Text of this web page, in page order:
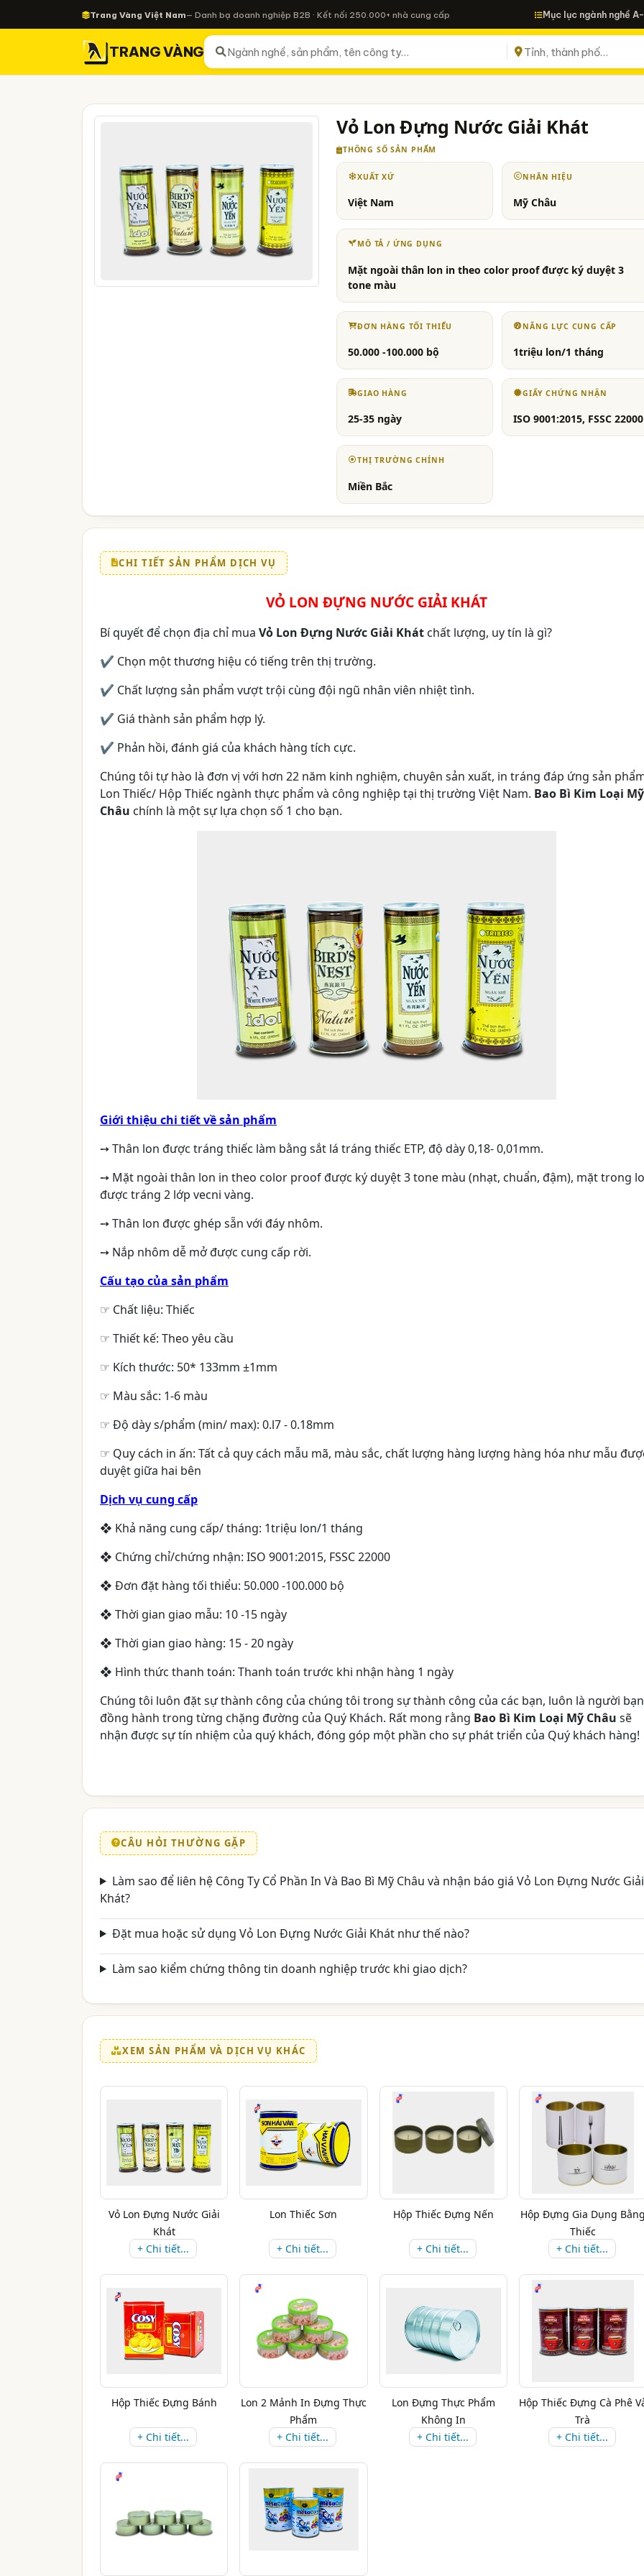
Trang Vàng Việt Nam— Danh bạ doanh nghiệp B2B · Kết nối 250.000+ nhà cung cấp Mục lục ngành nghề
TRANG VÀNG
Vỏ Lon Đựng Nước Giải Khát
THÔNG SỐ SẢN PHẨM
XUẤT XỨ
Việt Nam
NHÃN HIỆU
Mỹ Châu
MÔ TẢ / ỨNG DỤNG
Mặt ngoài thân lon in theo color proof được ký duyệt 3
tone màu
ĐƠN HÀNG TỐI THIỂU
50.000 -100.000 bộ
NĂNG LỰC CUNG CẤP
1triệu lon/1 tháng
GIAO HÀNG
25-35 ngày
GIẤY CHỨNG NHẬN
ISO 9001:2015, FSSC 22000
THỊ TRƯỜNG CHÍNH
Miền Bắc
CHI TIẾT SẢN PHẨM DỊCH VỤ
VỎ LON ĐỰNG NƯỚC GIẢI KHÁT
Bí quyết để chọn địa chỉ mua Vỏ Lon Đựng Nước Giải Khát chất lượng, uy tín là gì?
✔ Chọn một thương hiệu có tiếng trên thị trường.
✔ Chất lượng sản phẩm vượt trội cùng đội ngũ nhân viên nhiệt tình.
✔ Giá thành sản phẩm hợp lý.
✔ Phản hồi, đánh giá của khách hàng tích cực.
Chúng tôi tự hào là đơn vị với hơn 22 năm kinh nghiệm, chuyên sản xuất, in tráng đáp ứng sản
Lon Thiếc/ Hộp Thiếc ngành thực phẩm và công nghiệp tại thị trường Việt Nam. Bao Bì Kim Loại Mỹ
Châu chính là một sự lựa chọn số 1 cho bạn.
Giới thiệu chi tiết về sản phẩm
➙Thân lon được tráng thiếc làm bằng sắt lá tráng thiếc ETP, độ dày 0,18- 0,01mm.
➙ Mặt ngoài thân lon in theo color proof được ký duyệt 3 tone màu (nhạt, chuẩn, đậm), mặt trong
được tráng 2 lớp vecni vàng.
➙Thân lon được ghép sẵn với đáy nhôm.
➙ Nắp nhôm dễ mở được cung cấp rời.
Cấu tạo của sản phẩm
☞ Chất liệu: Thiếc
☞ Thiết kế: Theo yêu cầu
☞ Kích thước: 50* 133mm ±1mm
☞ Màu sắc: 1-6 màu
☞ Độ dày s/phẩm (min/ max): 0.l7 - 0.18mm
☞ Quy cách in ấn: Tất cả quy cách mẫu mã, màu sắc, chất lượng hàng lượng hàng hóa nhưmẫu
duyệt giữa hai bên
Dịch vụ cung cấp
❖ Khả năng cung cấp/ tháng: 1triệu lon/1 tháng
❖ Chứng chỉ/chứng nhận: ISO 9001:2015, FSSC 22000
❖ Đơn đặt hàng tối thiểu: 50.000 -100.000 bộ
❖ Thời gian giao mẫu: 10 -15 ngày
❖ Thời gian giao hàng: 15 - 20 ngày
❖ Hình thức thanh toán: Thanh toán trước khi nhận hàng 1 ngày
Chúng tôi luôn đặt sự thành công của chúng tôi trong sự thành công của các bạn, luôn là người bạn
đồng hành trong từng chặng đường của Quý Khách. Rất mong rằng Bao Bì Kim Loại Mỹ Châu sẽ
nhận được sự tín nhiệm của quý khách, đóng góp một phần cho sự phát triển của Quý khách hàng!
CÂU HỎI THƯỜNG GẶP
Làm sao để liên hệ Công Ty Cổ Phần In Và Bao Bì Mỹ Châu và nhận báo giá Vỏ Lon Đựng Nước Giải
Khát?
Đặt mua hoặc sử dụng Vỏ Lon Đựng Nước Giải Khát như thế nào?
Làm sao kiểm chứng thông tin doanh nghiệp trước khi giao dịch?
XEM SẢN PHẨM VÀ DỊCH VỤ KHÁC
Vỏ Lon Đựng Nước Giải
Khát
+ Chi tiết...
Lon Thiếc Sơn
+ Chi tiết...
Hộp Thiếc Đựng Nến
+ Chi tiết...
Hộp Đựng Gia Dụng
Thiếc
+ Chi tiết...
Hộp Thiếc Đựng Bánh
+ Chi tiết...
Lon 2 Mảnh In Đựng Thực
Phẩm
+ Chi tiết...
Lon Đựng Thực Phẩm
Không In
+ Chi tiết...
Hộp Thiếc Đựng Cà Phê
Trà
+ Chi tiết...